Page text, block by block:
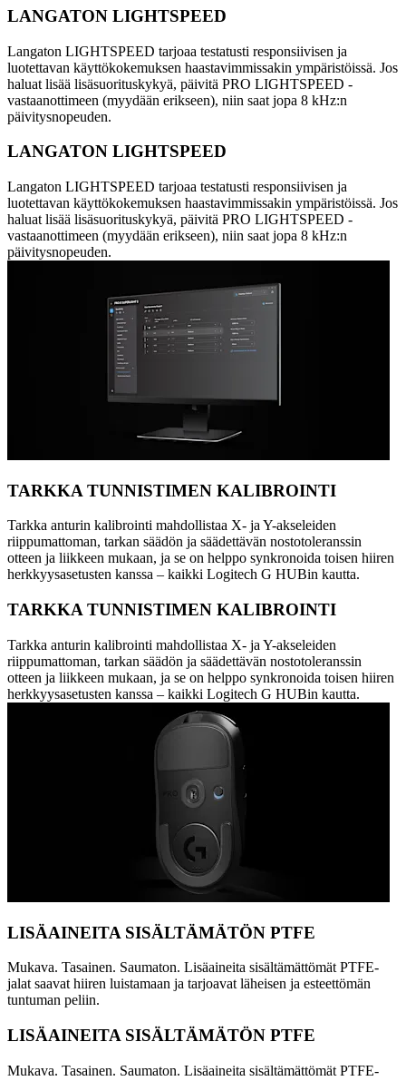
LANGATON LIGHTSPEED
Langaton LIGHTSPEED tarjoaa testatusti responsiivisen ja
luotettavan käyttökokemuksen haastavimmissakin ympäristöissä. Jos
haluat lisää lisäsuorituskykyä, päivitä PRO LIGHTSPEED -
vastaanottimeen (myydään erikseen), niin saat jopa 8 kHz:n
päivitysnopeuden.
LANGATON LIGHTSPEED
Langaton LIGHTSPEED tarjoaa testatusti responsiivisen ja
luotettavan käyttökokemuksen haastavimmissakin ympäristöissä. Jos
haluat lisää lisäsuorituskykyä, päivitä PRO LIGHTSPEED -
vastaanottimeen (myydään erikseen), niin saat jopa 8 kHz:n
päivitysnopeuden.
TARKKA TUNNISTIMEN KALIBROINTI
Tarkka anturin kalibrointi mahdollistaa X- ja Y-akseleiden
riippumattoman, tarkan säädön ja säädettävän nostotoleranssin
otteen ja liikkeen mukaan, ja se on helppo synkronoida toisen hiiren
herkkyysasetusten kanssa – kaikki Logitech G HUBin kautta.
TARKKA TUNNISTIMEN KALIBROINTI
Tarkka anturin kalibrointi mahdollistaa X- ja Y-akseleiden
riippumattoman, tarkan säädön ja säädettävän nostotoleranssin
otteen ja liikkeen mukaan, ja se on helppo synkronoida toisen hiiren
herkkyysasetusten kanssa – kaikki Logitech G HUBin kautta.
LISÄAINEITA SISÄLTÄMÄTÖN PTFE
Mukava. Tasainen. Saumaton. Lisäaineita sisältämättömät PTFE-
jalat saavat hiiren luistamaan ja tarjoavat läheisen ja esteettömän
tuntuman peliin.
LISÄAINEITA SISÄLTÄMÄTÖN PTFE
Mukava. Tasainen. Saumaton. Lisäaineita sisältämättömät PTFE-